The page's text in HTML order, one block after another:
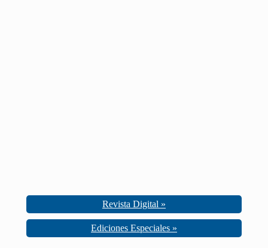
Revista Digital »
Ediciones Especiales »